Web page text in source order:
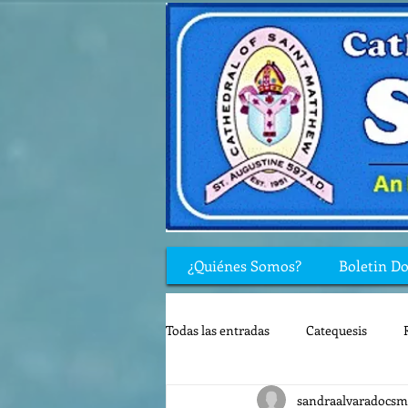
¿Quiénes Somos? Boletin
Todas las entradas Catequesis
Rincón de los niños Biblia
sandraalvaradocsm